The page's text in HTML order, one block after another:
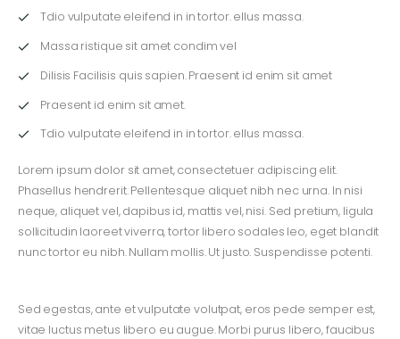
Tdio vulputate eleifend in in tortor. ellus massa.
Massa ristique sit amet condim vel
Dilisis Facilisis quis sapien. Praesent id enim sit amet
Praesent id enim sit amet.
Tdio vulputate eleifend in in tortor. ellus massa.
Lorem ipsum dolor sit amet, consectetuer adipiscing elit.
Phasellus hendrerit. Pellentesque aliquet nibh nec urna. In nisi
neque, aliquet vel, dapibus id, mattis vel, nisi. Sed pretium, ligula
sollicitudin laoreet viverra, tortor libero sodales leo, eget blandit
nunc tortor eu nibh. Nullam mollis. Ut justo. Suspendisse potenti.
Sed egestas, ante et vulputate volutpat, eros pede semper est,
vitae luctus metus libero eu augue. Morbi purus libero, faucibus